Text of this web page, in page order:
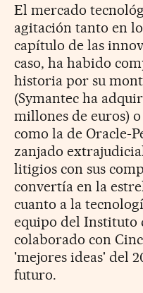
El mercado
agitación tanto en
capítulo de las
caso, ha habido
historia por su
(Symantec ha
millones de euros)
como la de Oracle-
zanjado
litigios con sus
convertía en la
cuanto a la
equipo del Instituto
colaborado con
'mejores ideas' del
futuro.